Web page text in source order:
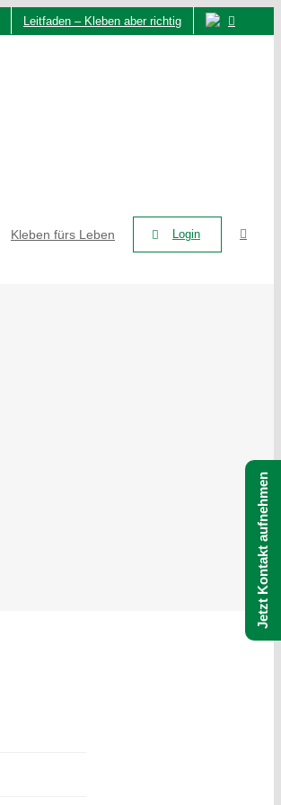
Leitfaden – Kleben aber richtig
Kleben fürs Leben Login
Jetzt Kontakt aufnehmen